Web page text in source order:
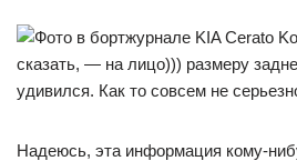
сказать, — на лицо))) размеру
удивился. Как то совсем не
Надеюсь, эта информация кому-